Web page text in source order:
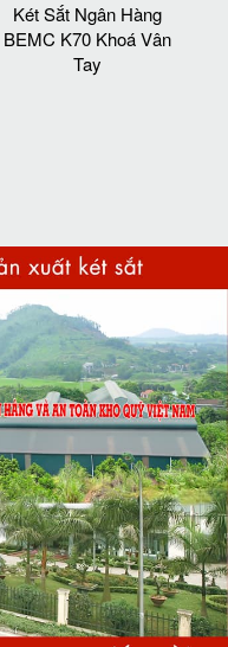
Két Sắt Ngân Hàng
BEMC K70 Khoá Vân
Tay